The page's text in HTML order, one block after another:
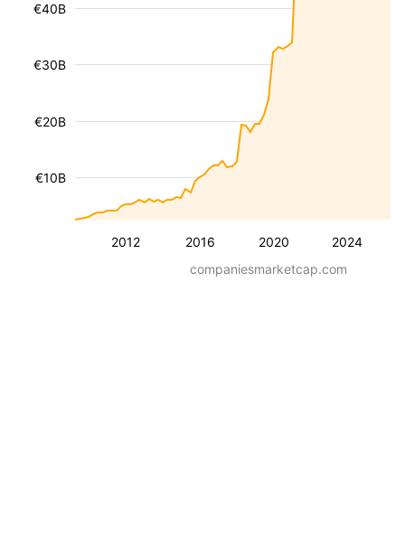
2012 2016 2020 2024
€10B
€20B
€30B
€40B
companiesmarketcap.com